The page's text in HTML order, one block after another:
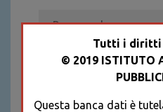
Recupera
Tutti i diritti
© 2019 ISTITUTO
Questa banca dati è